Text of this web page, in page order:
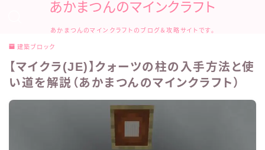
あかまつんのマインクラフト
あかまつんのマインクラフトのブログ＆攻略サイトです。
建築ブロック
【マイクラ(JE)】クォーツの柱の入手方法と使
い道を解説（あかまつんのマインクラフト）